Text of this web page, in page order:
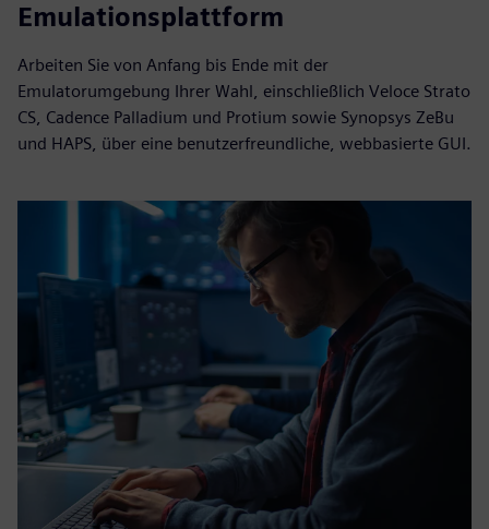
Emulationsplattform
Arbeiten Sie von Anfang bis Ende mit der
Emulatorumgebung Ihrer Wahl, einschließlich Veloce Strato
CS, Cadence Palladium und Protium sowie Synopsys ZeBu
und HAPS, über eine benutzerfreundliche, webbasierte GUI.